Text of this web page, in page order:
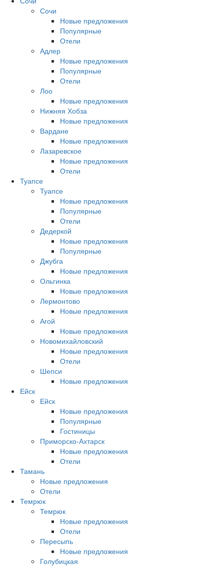
Сочи
Новые предложения
Популярные
Отели
Адлер
Новые предложения
Популярные
Отели
Лоо
Новые предложения
Нижняя Хобза
Новые предложения
Вардане
Новые предложения
Лазаревское
Новые предложения
Отели
Туапсе
Туапсе
Новые предложения
Популярные
Отели
Дедеркой
Новые предложения
Популярные
Джубга
Новые предложения
Ольгинка
Новые предложения
Лермонтово
Новые предложения
Агой
Новые предложения
Новомихайловский
Новые предложения
Отели
Шепси
Новые предложения
Ейск
Ейск
Новые предложения
Популярные
Гостиницы
Приморско-Ахтарск
Новые предложения
Отели
Тамань
Новые предложения
Отели
Темрюк
Темрюк
Новые предложения
Отели
Пересыпь
Новые предложения
Голубицкая